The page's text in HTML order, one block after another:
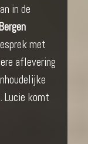
in de
met
aflevering
Lucie komt